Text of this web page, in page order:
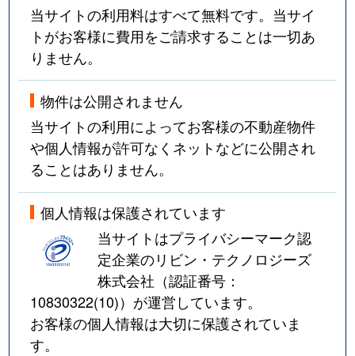
当サイトの利用料はすべて無料です。当サイ
トがお客様に費用をご請求することは一切あ
りません。
物件は公開されません
当サイトの利用によってお客様の不動産物件
や個人情報が許可なくネットなどに公開され
ることはありません。
個人情報は保護されています
当サイトはプライバシーマーク認
定企業のリビン・テクノロジーズ
株式会社（認証番号：
10830322(10)）が運営しています。
お客様の個人情報は大切に保護されていま
す。